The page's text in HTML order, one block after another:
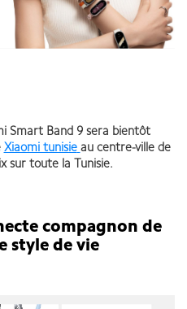
Smart Band 9 sera bientôt
Xiaomi tunisie au centre-ville de
sur toute la Tunisie.
compagnon de
style de vie